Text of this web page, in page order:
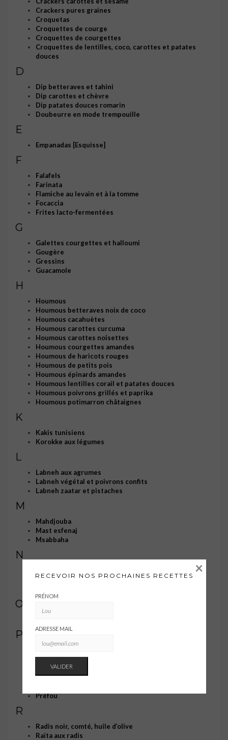
Crackers pures graines
Croquetas
Croquettes de courge
Croquettes de courgettes
Croquettes de lentilles, coco, carottes et patates
douces
D
Dip betteraves et tahini
Dip carottes et chèvre
Dip patates douces romarin
Doubeurre en mode trempouille
E
Empanadas [Esquisse]
F
Falafels
Farinata
Flamiche au levain et à la tomme
Focaccia
Frites lacto-fermentées
G
Galettes courgettes et halloumi
Gougère
Gressins
Guacamole
H
Houmous
Houmous betteraves noix de coco
Houmous cacahuètes
Houmous carottes curcuma
Houmous carottes noisettes
Houmous courgettes amandes
Houmous de haricots rouges
Houmous de petits pois
Houmous épinards amandes
Houmous lentilles corail et patates douces
Houmous poivrons grillés et paprika
Houmous potimarron châtaignes
K
Kakis tunisiens
Korokke aux légumes
L
Labneh aux agrumes
Labneh végétal et poivrons confits
Labneh zaatar et pistaches
M
Mahdjouba
Mast esfenaj
Msabbaha
N
Nectarines grillées, burrata et sumac
O
P
Pizzettes aux asperges
Pizzettes aux choux de Bruxelles
Pois chiches grillés
Préfou
R
Radis noir, comté, huile d’olive
Raïta aux radis
RECEVOIR NOS PROCHAINES RECETTES
PRÉNOM
ADRESSE MAIL
×